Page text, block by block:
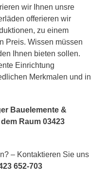
wir Ihnen unsre
offerieren wir
zu einem
Preis. Wissen müssen
Ihnen bieten sollen.
Einrichtung
Merkmalen und in
Bauelemente &
Raum 03423
– Kontaktieren Sie uns
652-703